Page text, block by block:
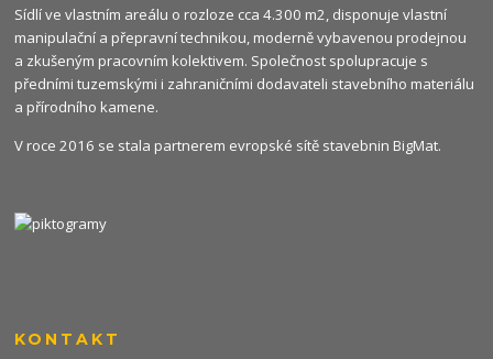
Sídlí ve vlastním areálu o rozloze cca 4.300 m2, disponuje vlastní
manipulační a přepravní technikou, moderně vybavenou prodejnou
a zkušeným pracovním kolektivem. Společnost spolupracuje s
předními tuzemskými i zahraničními dodavateli stavebního materiálu
a přírodního kamene.
V roce 2016 se stala partnerem evropské sítě stavebnin BigMat.
KONTAKT